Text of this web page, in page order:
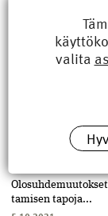
Modulaarinen
puukerrostalojen
moduuleista
kehuvat myös
tamisen tapoja...
valita